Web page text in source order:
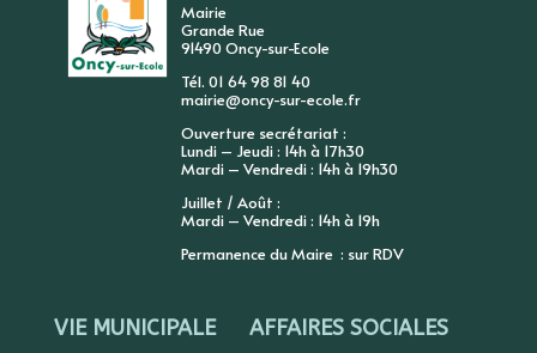
Mairie
Grande Rue
91490 Oncy-sur-Ecole
Tél. 01 64 98 81 40
mairie@oncy-sur-ecole.fr
Ouverture secrétariat :
Lundi – Jeudi : 14h à 17h30
Mardi – Vendredi : 14h à 19h30
Juillet / Août :
Mardi – Vendredi : 14h à 19h
Permanence du Maire : sur RDV
VIE MUNICIPALE AFFAIRES SOCIALES